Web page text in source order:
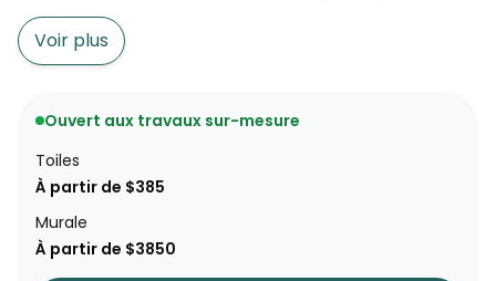
Voir plus
Ouvert aux travaux sur-mesure
Toiles
À partir de $385
Murale
À partir de $3850